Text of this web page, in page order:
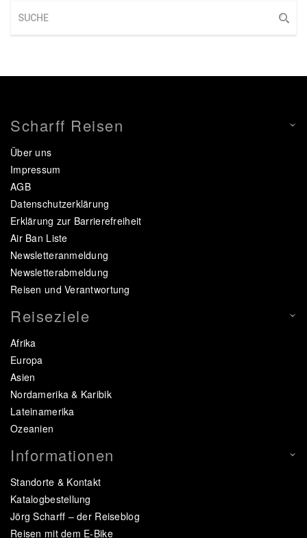
Scharff Reisen
Über uns
Impressum
AGB
Datenschutzerklärung
Erklärung zur Barrierefreiheit
Air Ban Liste
Newsletteranmeldung
Newsletterabmeldung
Reisen und Verantwortung
Reiseziele
Afrika
Europa
Asien
Nordamerika & Karibik
Lateinamerika
Ozeanien
Informationen
Standorte & Kontakt
Katalogbestellung
Jörg Scharff – der Reiseblog
Reisen mit dem E-Bike